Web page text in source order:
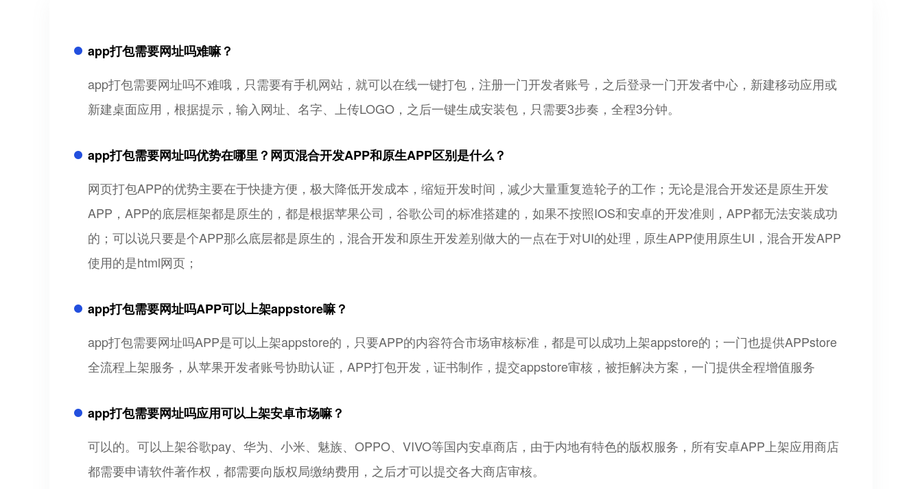
app打包需要网址吗难嘛？
app打包需要网址吗不难哦，只需要有手机网站，就可以在线一键打包，注册一门开发者账号，之后登录一门开发者中心，新建移动应用或
新建桌面应用，根据提示，输入网址、名字、上传LOGO，之后一键生成安装包，只需要3步奏，全程3分钟。
app打包需要网址吗优势在哪里？网页混合开发APP和原生APP区别是什么？
网页打包APP的优势主要在于快捷方便，极大降低开发成本，缩短开发时间，减少大量重复造轮子的工作；无论是混合开发还是原生开发
APP，APP的底层框架都是原生的，都是根据苹果公司，谷歌公司的标准搭建的，如果不按照IOS和安卓的开发准则，APP都无法安装成功
的；可以说只要是个APP那么底层都是原生的，混合开发和原生开发差别做大的一点在于对UI的处理，原生APP使用原生UI，混合开发APP
使用的是html网页；
app打包需要网址吗APP可以上架appstore嘛？
app打包需要网址吗APP是可以上架appstore的，只要APP的内容符合市场审核标准，都是可以成功上架appstore的；一门也提供APPstore
全流程上架服务，从苹果开发者账号协助认证，APP打包开发，证书制作，提交appstore审核，被拒解决方案，一门提供全程增值服务
app打包需要网址吗应用可以上架安卓市场嘛？
可以的。可以上架谷歌pay、华为、小米、魅族、OPPO、VIVO等国内安卓商店，由于内地有特色的版权服务，所有安卓APP上架应用商店
都需要申请软件著作权，都需要向版权局缴纳费用，之后才可以提交各大商店审核。